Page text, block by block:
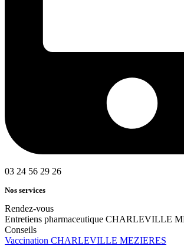
03 24 56 29 26
Nos services
Rendez-vous
Entretiens pharmaceutique CHARLEVILLE
Conseils
Vaccination CHARLEVILLE MEZIERES